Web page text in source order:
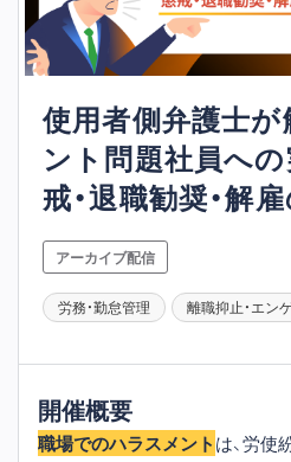
使用者側弁護士が
ント問題社員へ
戒・退職勧奨・解
アーカイブ配信
労務・勤怠管理 離職抑止・エン
開催概要
職場でのハラスメントは、労使